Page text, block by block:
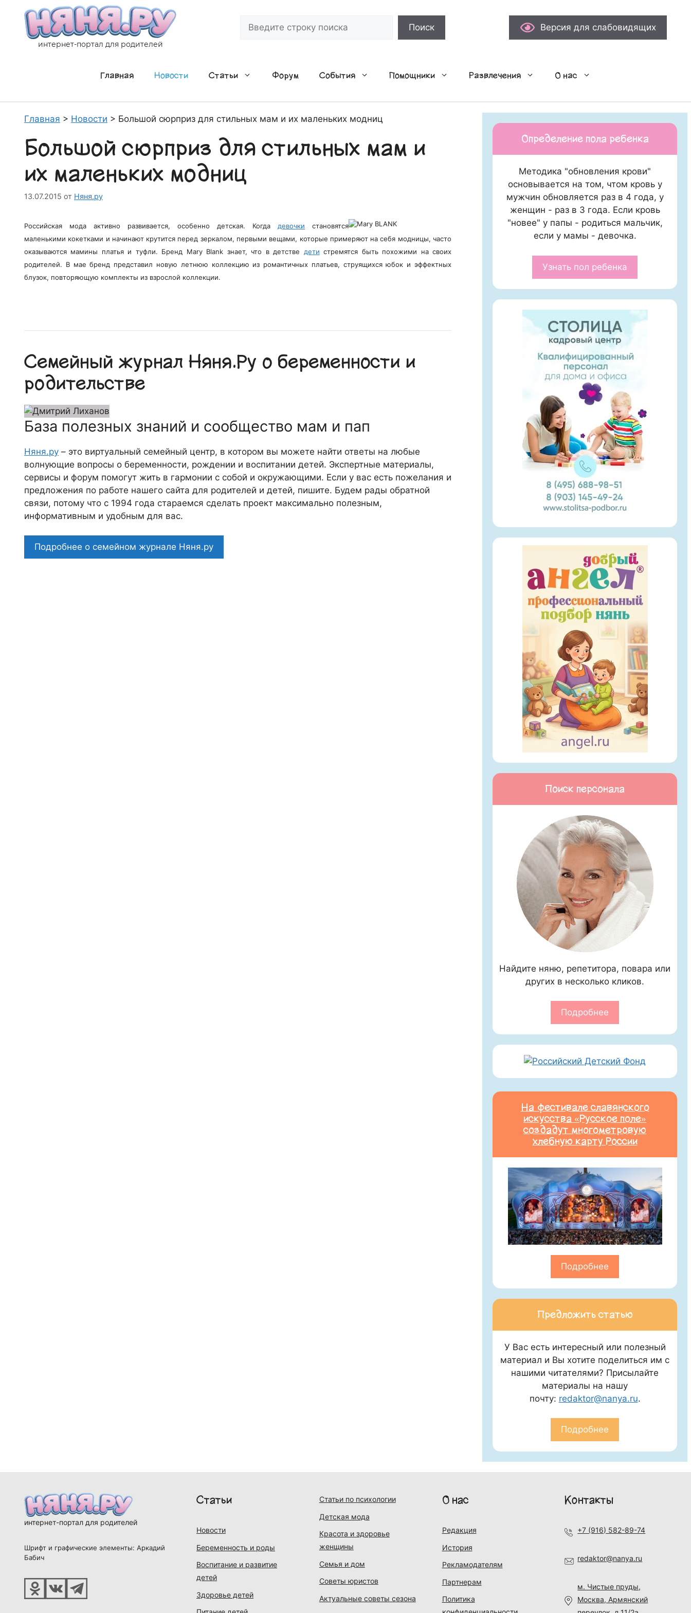
содержимому
интернет-портал для родителей
Поиск Версия для слабовидящих
Главная Новости Статьи Форум События Помощники Развлечения О нас
Главная > Новости > Большой сюрприз для стильных мам и их маленьких модниц
Большой сюрприз для стильных мам и
их маленьких модниц
13.07.2015 от Няня.ру
Российская мода активно развивается, особенно детская. Когда девочки становятся
маленькими кокетками и начинают крутится перед зеркалом, первыми вещами, которые примеряют на себя модницы, часто
оказываются мамины платья и туфли. Бренд Mary Blank знает, что в детстве дети стремятся быть похожими на своих
родителей. В мае бренд представил новую летнюю коллекцию из романтичных платьев, струящихся юбок и эффектных
блузок, повторяющую комплекты из взрослой коллекции.
Семейный журнал Няня.Ру о беременности и
родительстве
База полезных знаний и сообщество мам и пап
Няня.ру – это виртуальный семейный центр, в котором вы можете найти ответы на любые
волнующие вопросы о беременности, рождении и воспитании детей. Экспертные материалы,
сервисы и форум помогут жить в гармонии с собой и окружающими. Если у вас есть пожелания и
предложения по работе нашего сайта для родителей и детей, пишите. Будем рады обратной
связи, потому что c 1994 года стараемся сделать проект максимально полезным,
информативным и удобным для вас.
Подробнее о семейном журнале Няня.ру
Определение пола ребенка
Методика "обновления крови"
основывается на том, чтом кровь у
мужчин обновляется раз в 4 года, у
женщин - раз в 3 года. Если кровь
"новее" у папы - родиться мальчик,
если у мамы - девочка.
Узнать пол ребенка
Поиск персонала
Найдите няню, репетитора, повара или
других в несколько кликов.
Подробнее
На фестивале славянского
искусства «Русское поле»
создадут многометровую
хлебную карту России
Подробнее
Предложить статью
У Вас есть интересный или полезный
материал и Вы хотите поделиться им с
нашими читателями? Присылайте
материалы на нашу
почту: redaktor@nanya.ru.
Подробнее
интернет-портал для родителей
Шрифт и графические элементы: Аркадий
Бабич
Статьи
Новости
Беременность и роды
Воспитание и развитие
детей
Здоровье детей
Статьи по психологии
Детская мода
Красота и здоровье
женщины
Семья и дом
Советы юристов
Актуальные советы сезона
О нас
Редакция
История
Рекламодателям
Партнерам
Политика
Контакты
+7 (916) 582-89-74
redaktor@nanya.ru
м. Чистые пруды,
Москва, Армянский